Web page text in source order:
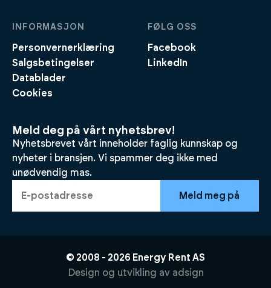
INFORMASJON
Personvernerklæring
Salgsbetingelser
Datablader
Cookies
FØLG OSS
Facebook
LinkedIn
Meld deg på vårt nyhetsbrev!
Nyhetsbrevet vårt inneholder faglig kunnskap og
nyheter i bransjen. Vi spammer deg ikke med
unødvendig mas.
Meld meg på
© 2008 - 2026 Energy Rent AS
Design og utvikling avadsign